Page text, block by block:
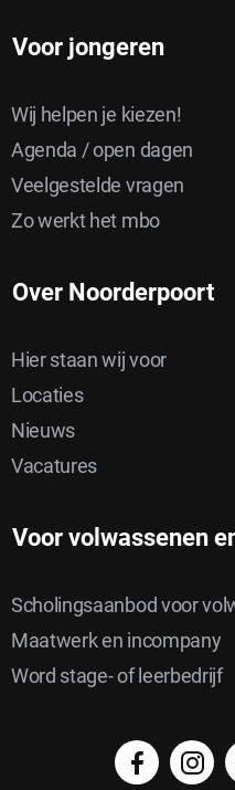
Voor jongeren
Wij helpen je kiezen!
Agenda / open dagen
Veelgestelde vragen
Zo werkt het mbo
Over Noorderpoort
Hier staan wij voor
Locaties
Nieuws
Vacatures
Voor volwassenen
Scholingsaanbod voor
Maatwerk en incompany
Word stage- of leerbedrijf
facebook